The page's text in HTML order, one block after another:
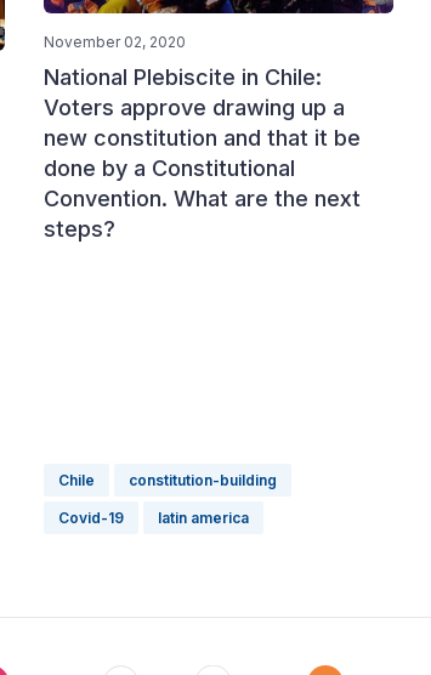
November 02, 2020
National Plebiscite in Chile:
Voters approve drawing up a
new constitution and that it be
done by a Constitutional
Convention. What are the next
steps?
Chile constitution-building
Covid-19 latin america